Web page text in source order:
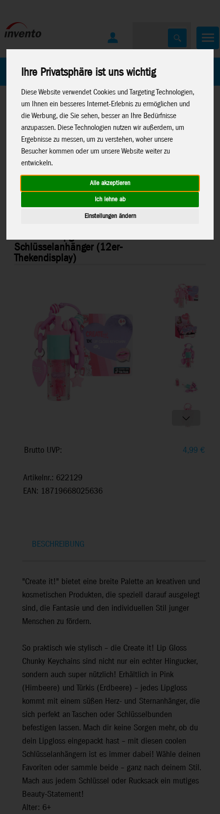
Ihre Privatsphäre ist uns wichtig
Diese Website verwendet Cookies und Targeting Technologien,
um Ihnen ein besseres Internet-Erlebnis zu ermöglichen und
die Werbung, die Sie sehen, besser an Ihre Bedürfnisse
anzupassen. Diese Technologien nutzen wir außerdem, um
Ergebnisse zu messen, um zu verstehen, woher unsere
Besucher kommen oder um unsere Website weiter zu
entwickeln.
Alle akzeptieren
Ich lehne ab
Einstellungen ändern
Home Marken
Home>Spielwaren>
Canenco
Neuheiten 2026>Neuheiten 01-26
Create It
Create it! Lipgloss mit
Schlüsselanhänger (12er-
Thekendisplay)
841006
Brutto UVP: 4,99 €
Artikelnr.: 622129
EAN: 18719668025636
BESCHREIBUNG
"Create it!" bietet eine breite Palette an kreativen und
kosmetischen Produkten, die speziell darauf ausgelegt
sind, die Fantasie und den individuellen Stil junger
Menschen zu fördern.
So praktisch wie stylisch – die Create it! Lip Gloss
Chunky Keychains sind nicht nur ein echter Hingucker,
sondern auch super nützlich! Erhältlich in Pink
(Himbeere) und Türkis (Erdbeere) – jedes Lipgloss
kommt mit einem süßen Herz- und Sternanhänger, die
sich perfekt an Taschen oder Schlüsselbunden
befestigen lassen. Mach dir keine Sorgen mehr, ob du
dein Lipgloss eingepackt hast – mit diesen coolen
Schlüsselanhängern ist es immer dabei! Wähle deinen
Favoriten oder sammle beide – ganz nach deinem Stil.
Mach aus jedem Schlüssel oder Rucksack ein mutiges
Beauty-Statement!
Alter: 6+